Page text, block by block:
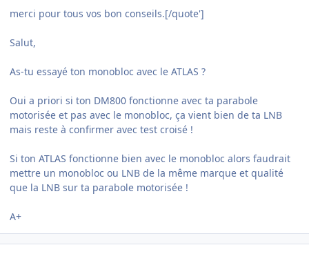
merci pour tous vos bon conseils.[/quote']
Salut,
As-tu essayé ton monobloc avec le ATLAS ?
Oui a priori si ton DM800 fonctionne avec ta parabole
motorisée et pas avec le monobloc, ça vient bien de ta LNB
mais reste à confirmer avec test croisé !
Si ton ATLAS fonctionne bien avec le monobloc alors faudrait
mettre un monobloc ou LNB de la même marque et qualité
que la LNB sur ta parabole motorisée !
A+